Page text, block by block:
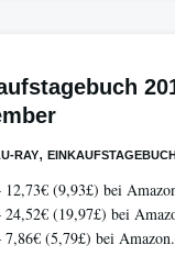
RAY,
12,73€ (9,93£) bei
24,52€ (19,97£) bei
7,86€ (5,79£) bei